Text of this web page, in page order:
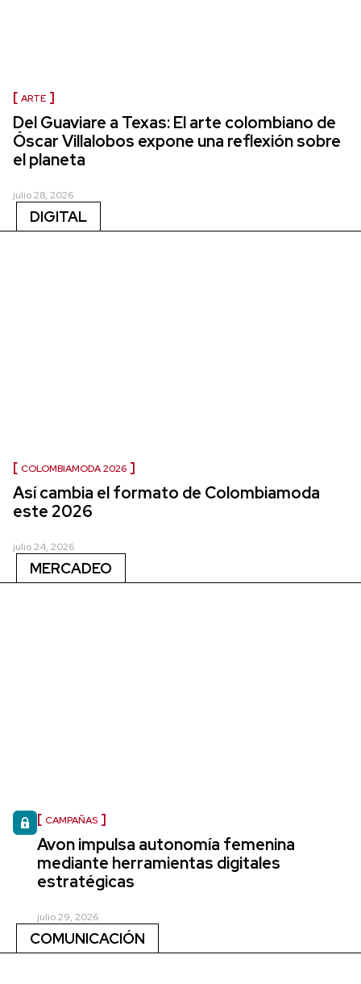
ARTE
Del Guaviare a Texas: El arte colombiano de
Óscar Villalobos expone una reflexión sobre
el planeta
julio 28, 2026
DIGITAL
COLOMBIAMODA 2026
Así cambia el formato de Colombiamoda
este 2026
julio 24, 2026
MERCADEO
CAMPAÑAS
Avon impulsa autonomía femenina
mediante herramientas digitales
estratégicas
julio 29, 2026
COMUNICACIÓN